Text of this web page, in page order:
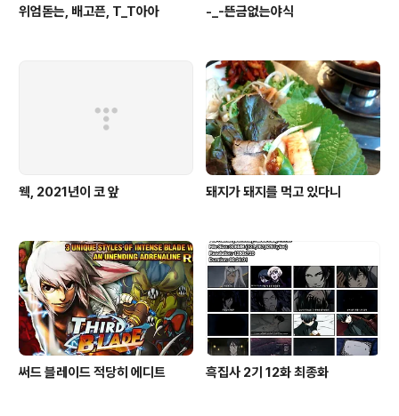
위엄돋는, 배고픈, T_T아아 -_-뜬금없는야식
웩, 2021년이 코 앞 돼지가 돼지를 먹고 있다니
써드 블레이드 적당히 에디트 흑집사 2기 12화 최종화